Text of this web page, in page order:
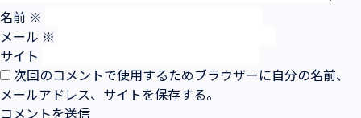
名前 ※
メール ※
サイト
次回のコメントで使用するためブラウザーに自分の名前、
メールアドレス、サイトを保存する。